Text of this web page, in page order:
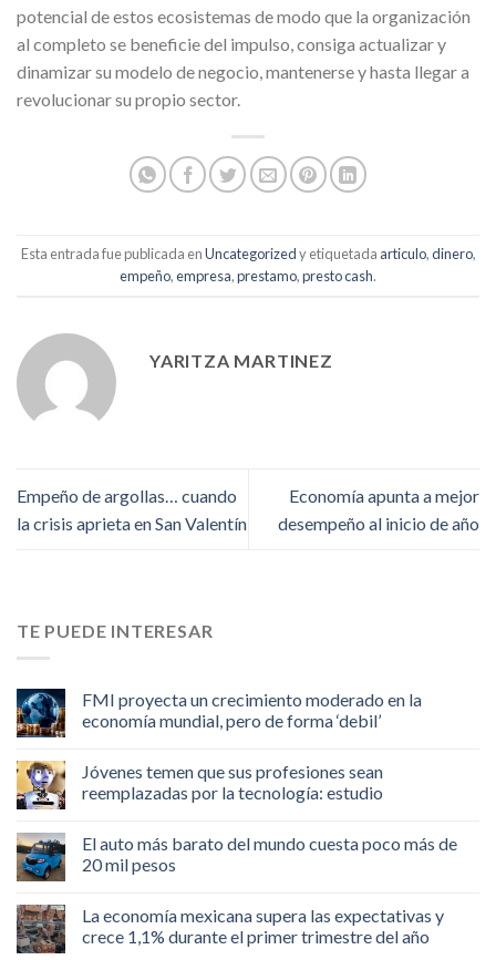
potencial de estos ecosistemas de modo que la organización
al completo se beneficie del impulso, consiga actualizar y
dinamizar su modelo de negocio, mantenerse y hasta llegar a
revolucionar su propio sector.
Esta entrada fue publicada enUncategorizedy etiquetada articulo,dinero,
empeño,empresa,prestamo,presto cash.
YARITZA MARTINEZ
Empeño de argollas… cuando
la crisis aprieta en San Valentín
Economía apunta a mejor
desempeño al inicio de año
TE PUEDE INTERESAR
FMI proyecta un crecimiento moderado en la
economía mundial, pero de forma ‘debil’
Jóvenes temen que sus profesiones sean
reemplazadas por la tecnología: estudio
El auto más barato del mundo cuesta poco más de
20 mil pesos
La economía mexicana supera las expectativas y
crece 1,1% durante el primer trimestre del año